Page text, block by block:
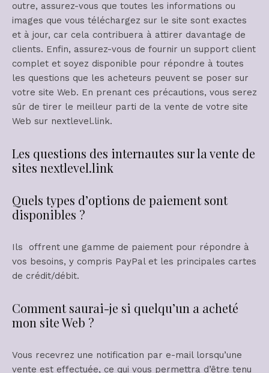
outre, assurez-vous que toutes les informations ou
images que vous téléchargez sur le site sont exactes
et à jour, car cela contribuera à attirer davantage de
clients. Enfin, assurez-vous de fournir un support client
complet et soyez disponible pour répondre à toutes
les questions que les acheteurs peuvent se poser sur
votre site Web. En prenant ces précautions, vous serez
sûr de tirer le meilleur parti de la vente de votre site
Web sur nextlevel.link.
Les questions des internautes sur la vente de
sites nextlevel.link
Quels types d’options de paiement sont
disponibles ?
Ils offrent une gamme de paiement pour répondre à
vos besoins, y compris PayPal et les principales cartes
de crédit/débit.
Comment saurai-je si quelqu’un a acheté
mon site Web ?
Vous recevrez une notification par e-mail lorsqu’une
vente est effectuée, ce qui vous permettra d’être tenu